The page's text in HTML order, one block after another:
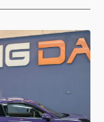
簽署不對外公開
，且擔憂對方會
拒絕妥協，決定
證據，堅持循